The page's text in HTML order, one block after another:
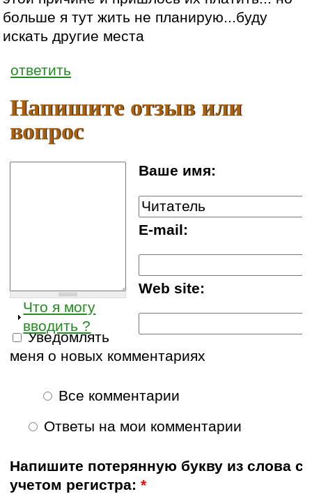
больше я тут жить не планирую...буду
искать другие места
ответить
Напишите отзыв или
вопрос
Ваше имя:
E-mail:
Web site:
Что я могу
вводить ?
Уведомлять
меня о новых комментариях
Все комментарии
Ответы на мои комментарии
Напишите потерянную букву из слова с
учетом регистра:*